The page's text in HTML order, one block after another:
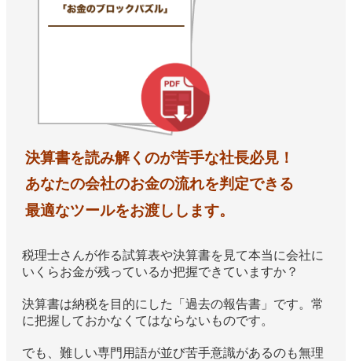
決算書を読み解くのが苦手な社長必見！
あなたの会社のお金の流れを判定できる
最適なツールをお渡しします。
税理士さんが作る試算表や決算書を見て本当に会社に
いくらお金が残っているか把握できていますか？
決算書は納税を目的にした「過去の報告書」です。常
に把握しておかなくてはならないものです。
でも、難しい専門用語が並び苦手意識があるのも無理